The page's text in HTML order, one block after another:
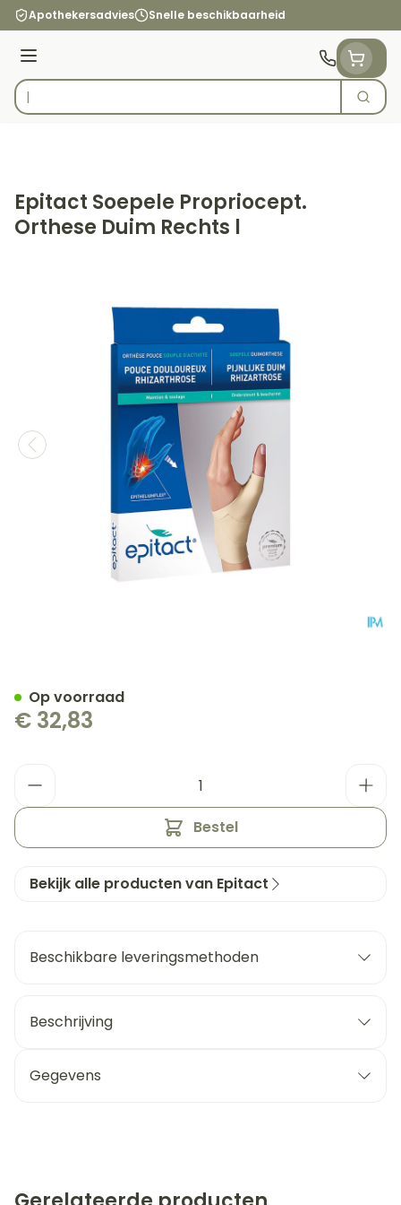
Ga naar de inhoud
Apothekersadvies Snelle beschikbaarheid
Menu
Product, merk, categorie...
Zoek
Epitact Soepele Propriocept.
Orthese Duim Rechts l
€ 32,83
Bestel
Op voorraad
Bekijk alle producten van Epitact
Beschikbare leveringsmethoden
Beschrijving
Gegevens